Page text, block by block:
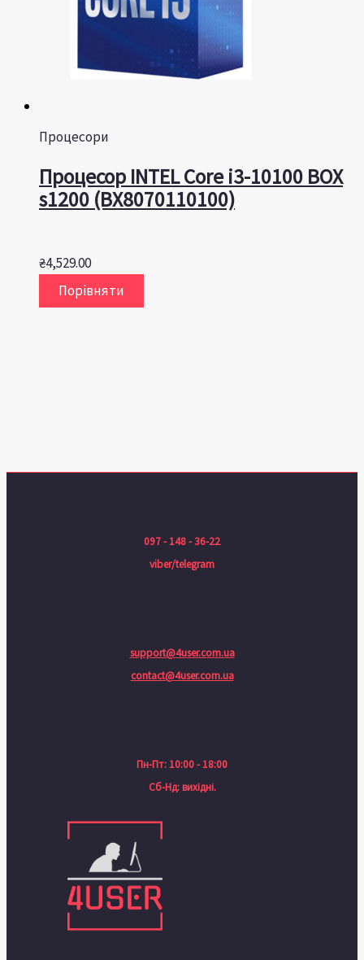
Процесори
Процесор INTEL Core i3-10100 BOX
s1200 (BX8070110100)
₴4,529.00
Порівняти
097 - 148 - 36-22
viber/telegram
support@4user.com.ua
contact@4user.com.ua
Пн-Пт: 10:00 - 18:00
Сб-Нд: вихідні.